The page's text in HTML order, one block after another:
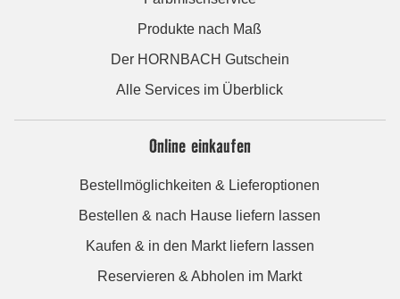
Produkte nach Maß
Der HORNBACH Gutschein
Alle Services im Überblick
Online einkaufen
Bestellmöglichkeiten & Lieferoptionen
Bestellen & nach Hause liefern lassen
Kaufen & in den Markt liefern lassen
Reservieren & Abholen im Markt